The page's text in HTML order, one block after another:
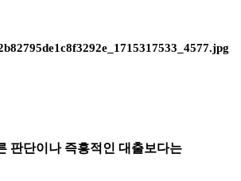
판단이나 즉흥적인 대출보다는